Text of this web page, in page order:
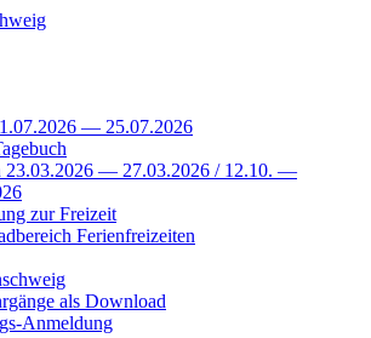
— 25.07.2026
23.03.2026 — 27.03.2026 / 12.10. —
zur Freizeit
Ferienfreizeiten
als Download
Anmeldung